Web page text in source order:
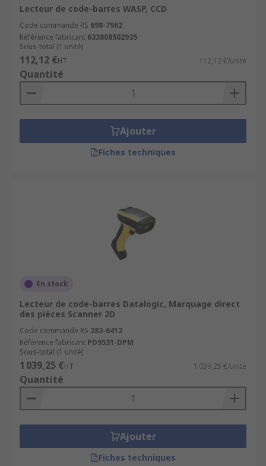
Lecteur de code-barres WASP, CCD
Code commande RS 698-7962
Référence fabricant 633808502935
Sous-total (1 unité)
112,12 €HT 112,12 €/unité
Quantité
Ajouter
Fiches techniques
En stock
Lecteur de code-barres Datalogic, Marquage direct
des pièces Scanner 2D
Code commande RS 283-6412
Référence fabricant PD9531-DPM
Sous-total (1 unité)
1 039,25 €HT 1 039,25 €/unité
Quantité
Ajouter
Fiches techniques